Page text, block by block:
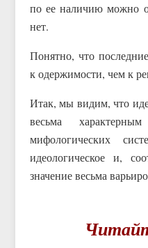
по ее наличию можно
нет.
Понятно, что
к одержимости, чем к
Итак, мы видим, что
весьма
мифологических
идеологическое и,
значение весьма